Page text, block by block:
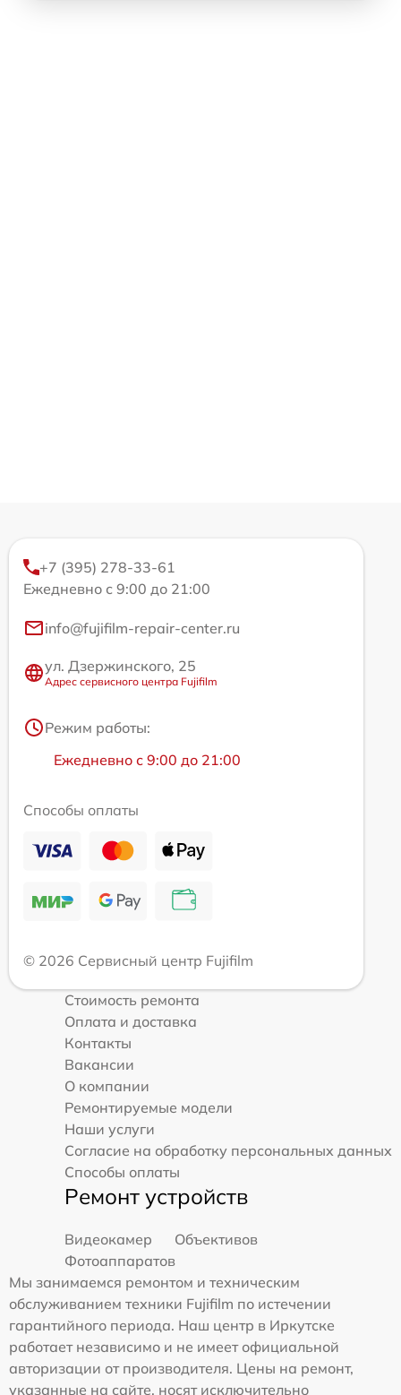
+7 (395) 278-33-61
Ежедневно с 9:00 до 21:00
info@fujifilm-repair-center.ru
ул. Дзержинского, 25
Адрес сервисного центра Fujifilm
Режим работы:
Ежедневно с 9:00 до 21:00
Способы оплаты
© 2026 Сервисный центр Fujifilm
Стоимость ремонта
Оплата и доставка
Контакты
Вакансии
О компании
Ремонтируемые модели
Наши услуги
Согласие на обработку персональных данных
Способы оплаты
Ремонт устройств
Видеокамер
Объективов
Фотоаппаратов
Мы занимаемся ремонтом и техническим
обслуживанием техники Fujifilm по истечении
гарантийного периода. Наш центр в Иркутске
работает независимо и не имеет официальной
авторизации от производителя. Цены на ремонт,
указанные на сайте, носят исключительно